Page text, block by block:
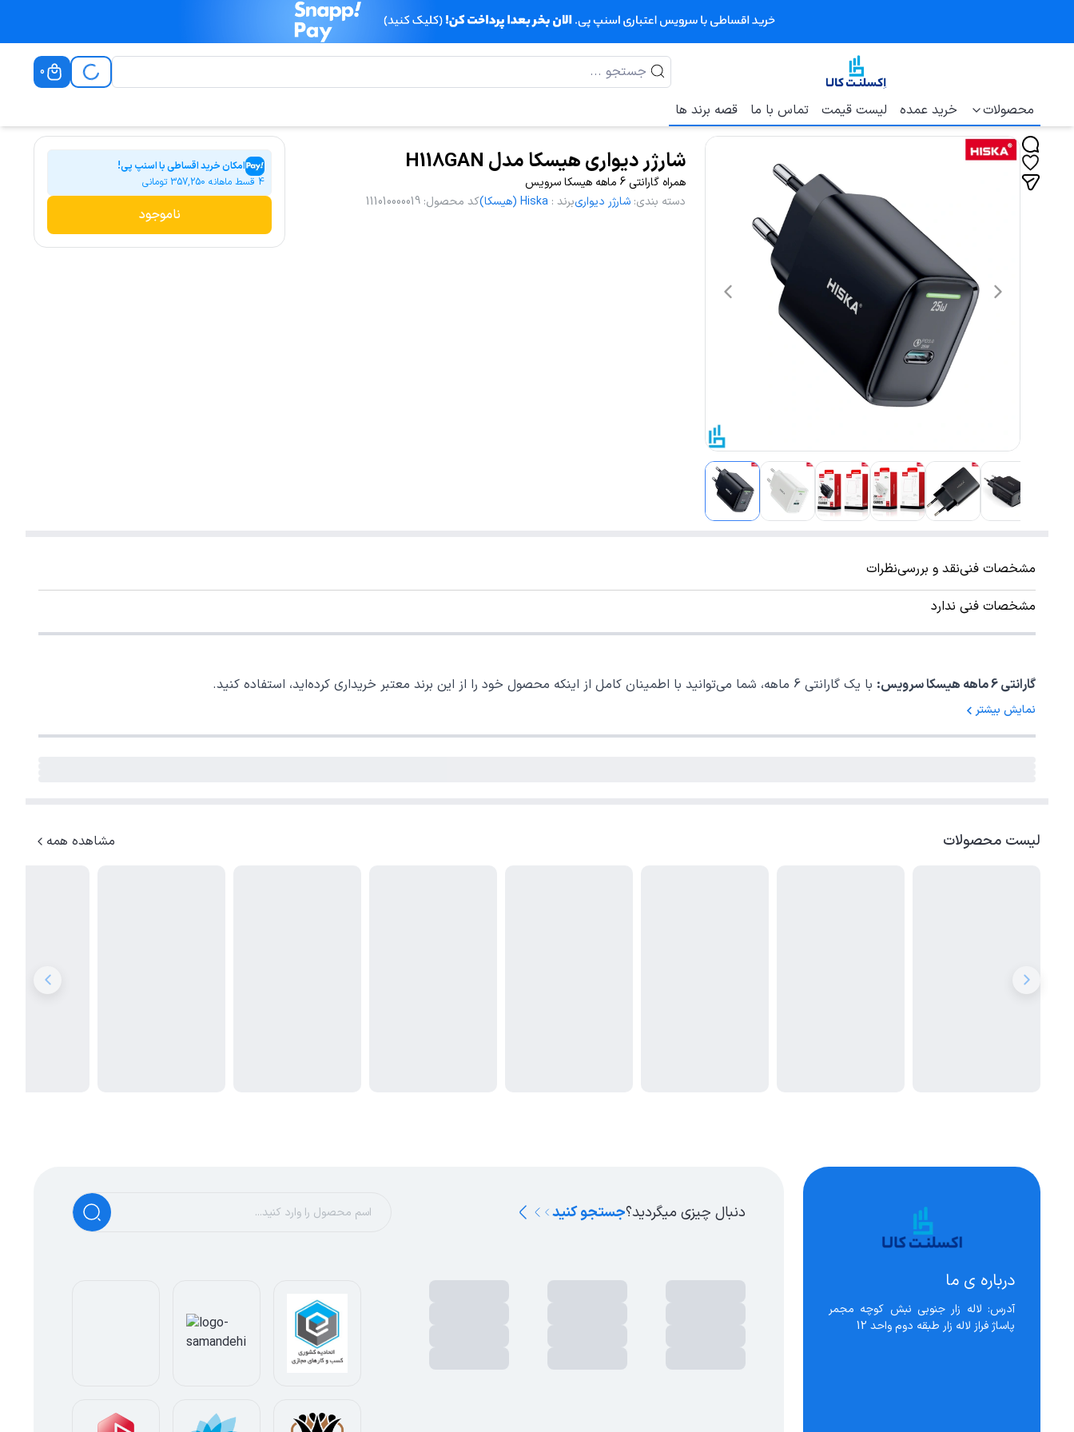
0
محصولات خرید عمده لیست قیمت تماس با ما قصه برند ها
شارژر دیواری هیسکا مدل H118GAN
همراه گارانتی 6 ماهه هیسکا سرویس
دسته بندی: شارژر دیواریبرند : Hiska (هیسکا) کد محصول:
111010000019
امکان خرید اقساطی با اسنپ پی!
4 قسط ماهانه
357,250 تومانی
ناموجود
مشخصات فنینقد و بررسینظرات
مشخصات فنی ندارد
گارانتی 6 ماهه هیسکا سرویس: با یک گارانتی 6 ماهه، شما می‌توانید با اطمینان کامل از اینکه محصول خود را از این برند معتبر خریداری کرده‌اید، استفاده کنید.
نمایش بیشتر
لیست محصولات مشاهده همه
درباره ی ما
پاساژ فراز لاله زار طبقه دوم واحد 12
دنبال چیزی میگردید؟جستجو کنید